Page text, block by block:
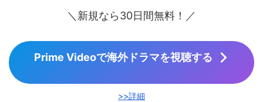
＼新規なら30日間無料！／
Prime Videoで海外ドラマを視聴する
>>詳細